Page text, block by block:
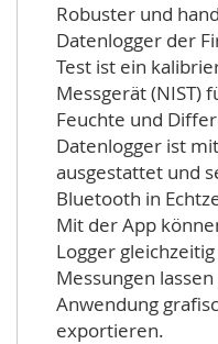
Robuster und
Datenlogger der
Test ist ein
Messgerät (NIST)
Feuchte und
Datenlogger ist
ausgestattet und
Bluetooth in
Mit der App
Logger
Messungen
Anwendung
exportieren.